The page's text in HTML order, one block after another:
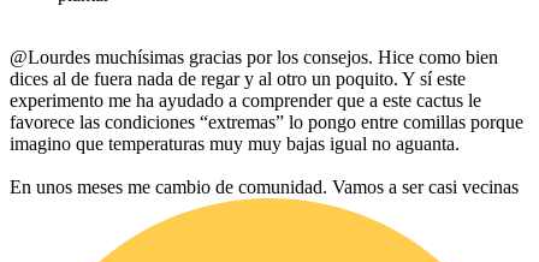
@Lourdes muchísimas gracias por los consejos. Hice como bien
dices al de fuera nada de regar y al otro un poquito. Y sí este
experimento me ha ayudado a comprender que a este cactus le
favorece las condiciones “extremas” lo pongo entre comillas porque
imagino que temperaturas muy muy bajas igual no aguanta.
En unos meses me cambio de comunidad. Vamos a ser casi vecinas